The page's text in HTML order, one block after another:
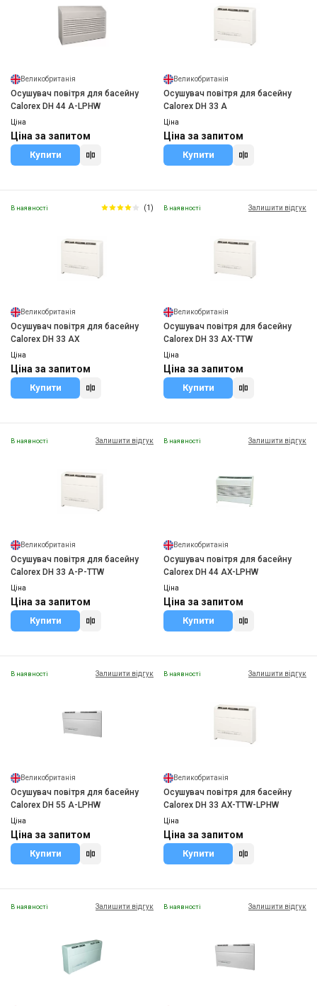
Великобританія
Осушувач повітря для басейну
Calorex DH 44 A-LPHW
Ціна
Ціна за запитом
Купити
Великобританія
Осушувач повітря для басейну
Calorex DH 33 A
Ціна
Ціна за запитом
Купити
В наявності (1)
Великобританія
Осушувач повітря для басейну
Calorex DH 33 AX
Ціна
Ціна за запитом
Купити
В наявності Залишити відгук
Великобританія
Осушувач повітря для басейну
Calorex DH 33 AX-TTW
Ціна
Ціна за запитом
Купити
В наявності Залишити відгук
Великобританія
Осушувач повітря для басейну
Calorex DH 33 A-P-TTW
Ціна
Ціна за запитом
Купити
В наявності Залишити відгук
Великобританія
Осушувач повітря для басейну
Calorex DH 44 AX-LPHW
Ціна
Ціна за запитом
Купити
В наявності Залишити відгук
Великобританія
Осушувач повітря для басейну
Calorex DH 55 A-LPHW
Ціна
Ціна за запитом
Купити
В наявності Залишити відгук
Великобританія
Осушувач повітря для басейну
Calorex DH 33 AX-TTW-LPHW
Ціна
Ціна за запитом
Купити
В наявності Залишити відгук В наявності Залишити відгук